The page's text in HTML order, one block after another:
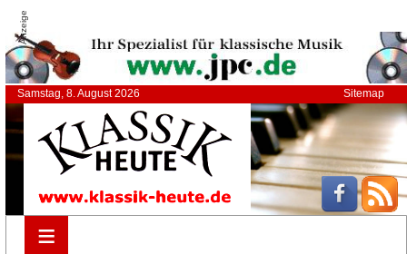
Anzeige
Samstag, 8. August 2026 Sitemap
≡
≡